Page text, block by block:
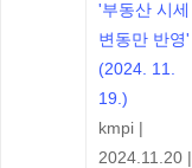
'부동산 시세
변동만 반영'
(2024. 11.
19.)
kmpi |
2024.11.20 |